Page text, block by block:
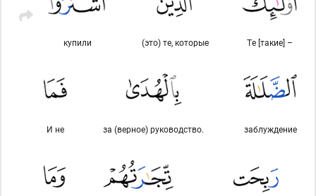
Те [такие] –
(это) те, которые
купили
заблуждение
за (верное) руководство.
И не